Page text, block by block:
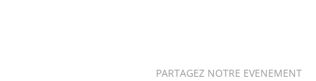
PARTAGEZ NOTRE EVENEMENT